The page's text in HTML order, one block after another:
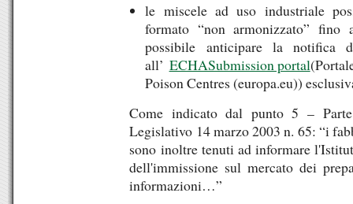
le miscele ad uso industriale
formato “non armonizzato” fino
possibile anticipare la notifica
all’ ECHASubmission portal
Poison Centres (europa.eu))
Come indicato dal punto 5 –
Legislativo 14 marzo 2003 n. 65: “i
sono inoltre tenuti ad informare
dell'immissione sul mercato dei
informazioni…”